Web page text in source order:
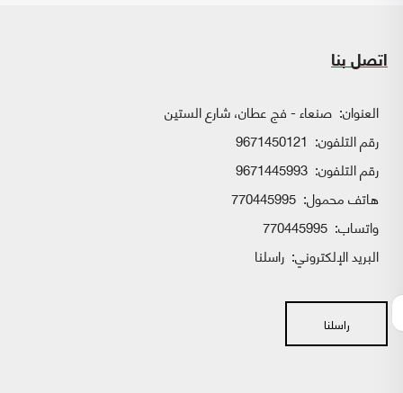
اتصل بنا
العنوان: صنعاء - فج عطان، شارع الستين
رقم التلفون: 9671450121
رقم التلفون: 9671445993
هاتف محمول: 770445995
واتساب:
البريد الإلكتروني: راسلنا
راسلنا